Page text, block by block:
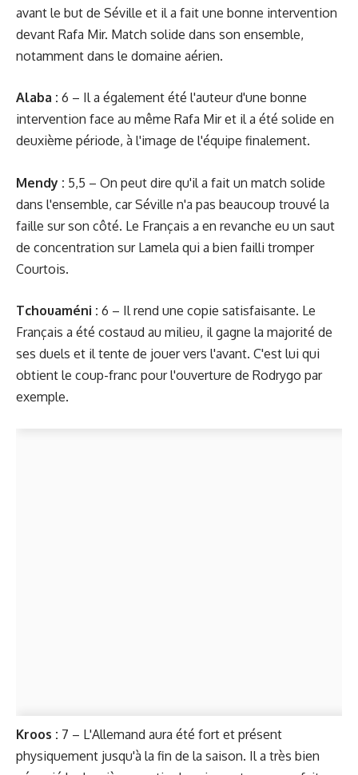
avant le but de Séville et il a fait une bonne intervention
devant Rafa Mir. Match solide dans son ensemble,
notamment dans le domaine aérien.
Alaba : 6 – Il a également été l'auteur d'une bonne
intervention face au même Rafa Mir et il a été solide en
deuxième période, à l'image de l'équipe finalement.
Mendy : 5,5 – On peut dire qu'il a fait un match solide
dans l'ensemble, car Séville n'a pas beaucoup trouvé la
faille sur son côté. Le Français a en revanche eu un saut
de concentration sur Lamela qui a bien failli tromper
Courtois.
Tchouaméni : 6 – Il rend une copie satisfaisante. Le
Français a été costaud au milieu, il gagne la majorité de
ses duels et il tente de jouer vers l'avant. C'est lui qui
obtient le coup-franc pour l'ouverture de Rodrygo par
exemple.
Kroos : 7 – L'Allemand aura été fort et présent
physiquement jusqu'à la fin de la saison. Il a très bien